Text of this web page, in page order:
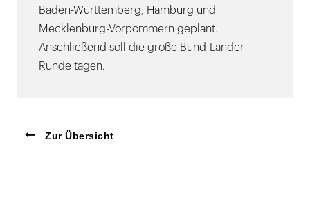
Baden-Württemberg, Hamburg und
Mecklenburg-Vorpommern geplant.
Anschließend soll die große Bund-Länder-
Runde tagen.
Zur Übersicht